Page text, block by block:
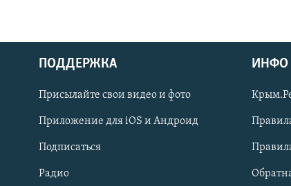
Українською
Qırımtatar
ПРИСОЕДИНЯЙТЕСЬ!
ПОДДЕРЖКА
Присылайте свои видео и фото
Приложение для iOS и Андроид
Подписаться
Радио
ИНФО